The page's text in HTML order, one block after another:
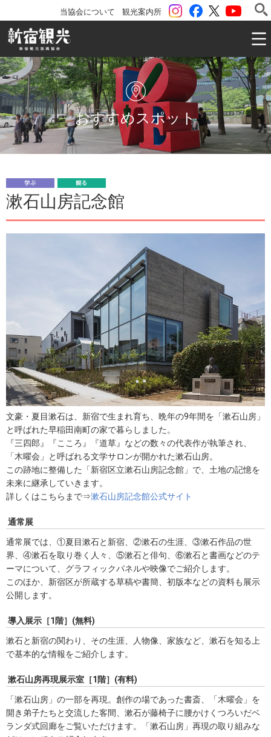
ツイッター
Facebook
instagram
観光案内所
当協会について
一般社団法人 新宿観光振興協会 Shinjuku
おすすめスポット
ぶ
る
漱石山房記念館
文豪・夏目漱石は、新宿で生まれ育ち、晩年の9年間を「漱石山房」
と呼ばれた早稲田南町の家で暮らしました。
『三四郎』『こころ』『道草』などの数々の代表作が執筆され、
「木曜会」と呼ばれる文学サロンが開かれた漱石山房。
この跡地に整備した「新宿区立漱石山房記念館」で、土地の記憶を
未来に継承していきます。
詳しくはこちらまで⇒漱石山房記念館公式サイト
通常展
通常展では、①夏目漱石と新宿、②漱石の生涯、③漱石作品の世
界、④漱石を取り巻く人々、⑤漱石と俳句、⑥漱石と書画などのテ
ーマについて、グラフィックパネルや映像でご紹介します。
このほか、新宿区が所蔵する草稿や書簡、初版本などの資料も展示
公開します。
導入展示［1階］(無料)
漱石と新宿の関わり、その生涯、人物像、家族など、漱石を知る上
で基本的な情報をご紹介します。
漱石山房再現展示室［1階］(有料)
「漱石山房」の一部を再現。創作の場であった書斎、「木曜会」を
開き弟子たちと交流した客間、漱石が藤椅子に腰かけくつろいだベ
ランダ式回廊をご覧いただけます。「漱石山房」再現の取り組みな